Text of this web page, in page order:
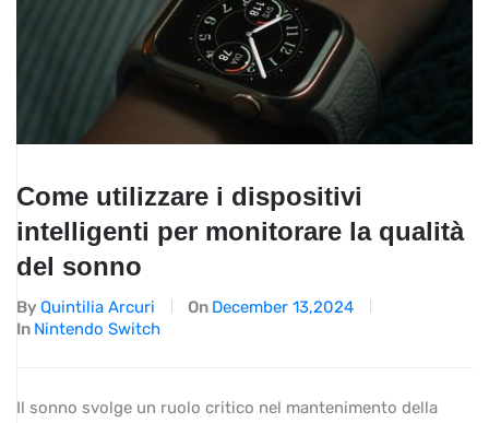
Come utilizzare i dispositivi
intelligenti per monitorare la qualità
del sonno
By Quintilia Arcuri On December 13,2024
In Nintendo Switch
Il sonno svolge un ruolo critico nel mantenimento della